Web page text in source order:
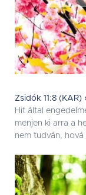
Zsidók 11:8 (KAR)
Hit által
menjen ki arra a
nem tudván, hová